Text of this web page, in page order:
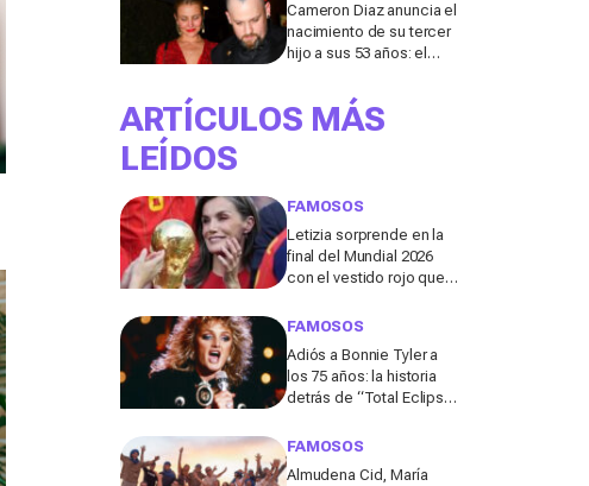
Cameron Diaz anuncia el
nacimiento de su tercer
hijo a sus 53 años: el
anuncio que todos
comentan
ARTÍCULOS MÁS
LEÍDOS
FAMOSOS
Letizia sorprende en la
final del Mundial 2026
con el vestido rojo que
de los 50
FAMOSOS
Adiós a Bonnie Tyler a
los 75 años: la historia
detrás de “Total Eclipse
que la hizo eterna
FAMOSOS
Almudena Cid, María